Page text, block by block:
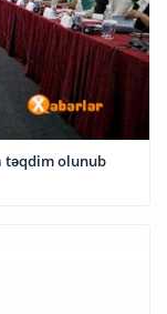
təqdim olunub